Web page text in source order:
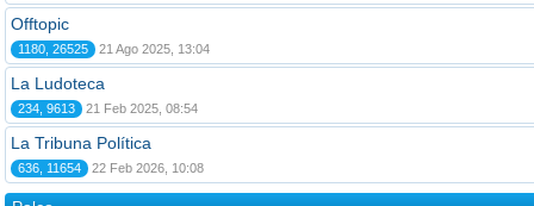
Offtopic
1180, 26525 21 Ago 2025, 13:04
La Ludoteca
234, 9613 21 Feb 2025, 08:54
La Tribuna Política
636, 11654 22 Feb 2026, 10:08